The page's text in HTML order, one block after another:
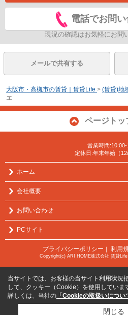
電話でお問
現況の確認はお気軽にお問
メールで共有する
大阪市・高槻市の賃貸｜賃貸Life > (賃貸)地
エ
ページトッ
営業時間:10:00-
定休日:年末年始（12/
ホーム
会社概要
お問い合わせ
PCサイト
プライバシーポリシー 利用
Copyright(c) ARI HOME株式会社 賃貸
当サイトでは、お客様の当サイト利用状況
して、クッキー（Cookie）を使用していま
詳しくは、当社の 「Cookieの取扱いについ
閉じる